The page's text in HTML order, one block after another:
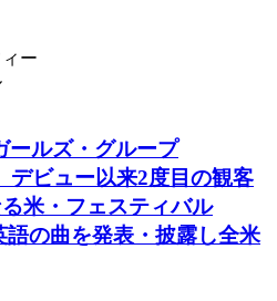
ー
ールズ・グループ
デビュー以来2度目の観客
米・フェスティバル
語の曲を発表・披露し全米